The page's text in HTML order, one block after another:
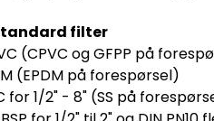
filter
(CPVC og GFPP på
(EPDM på forespørsel)
for 1/2" - 8" (SS på